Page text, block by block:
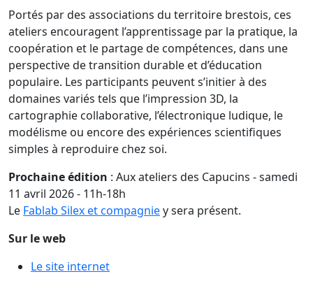
Portés par des associations du territoire brestois, ces
ateliers encouragent l’apprentissage par la pratique, la
coopération et le partage de compétences, dans une
perspective de transition durable et d’éducation
populaire. Les participants peuvent s’initier à des
domaines variés tels que l’impression 3D, la
cartographie collaborative, l’électronique ludique, le
modélisme ou encore des expériences scientifiques
simples à reproduire chez soi.
Prochaine édition : Aux ateliers des Capucins - samedi
11 avril 2026 - 11h-18h
Le Fablab Silex et compagniey sera présent.
Sur le web
Le site internet